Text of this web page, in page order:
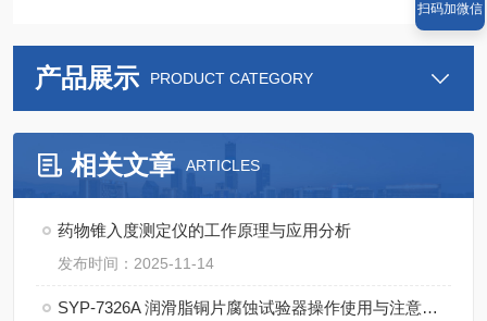
产品展示 PRODUCT CATEGORY
相关文章 ARTICLES
药物锥入度测定仪的工作原理与应用分析
发布时间：2025-11-14
SYP-7326A 润滑脂铜片腐蚀试验器操作使用与注意事项
扫码加微信